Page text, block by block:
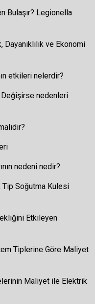
Bulaşır? Legionella
ve Ekonomi
etkileri nelerdir?
nedenleri
nedeni nedir?
Tip Soğutma Kulesi
Etkileyen
Tiplerine Göre Maliyet
Maliyet ile Elektrik